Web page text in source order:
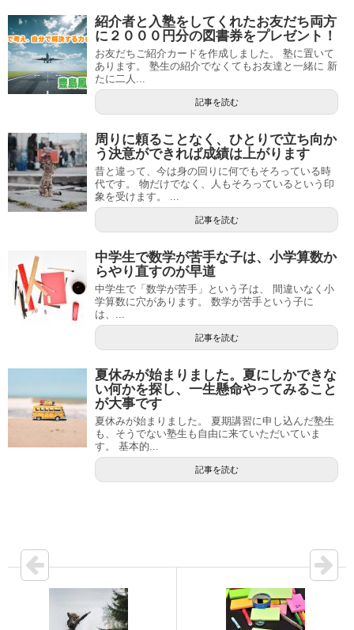
紹介者と入塾をしてくれたお友だち両方
に２０００円分の図書券をプレゼント！
お友だちご紹介カードを作成しました。 塾に置いて
あります。 塾生の紹介でなくてもお友達と一緒に 新
たに二人...
記事を読む
周りに頼ることなく、ひとりで立ち向か
う決意ができれば成績は上がります
昔と違って、今は身の回りに何でもそろっている時
代です。 物だけでなく、人もそろっているという印
象を受けます。 ...
記事を読む
中学生で数学が苦手な子は、小学算数か
らやり直すのが早道
中学生で「数学が苦手」という子は、 間違いなく小
学算数に穴があります。 数学が苦手という子に
は、...
記事を読む
夏休みが始まりました。夏にしかできな
い何かを探し、一生懸命やってみること
が大事です
夏休みが始まりました。 夏期講習に申し込んだ塾生
も、そうでない塾生も自由に来ていただいていま
す。 基本的...
記事を読む